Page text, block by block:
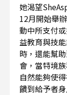
她渴望
12月開始舉
動中所支付
益教育與技
時，還能幫
會，當特境
自然能夠使
饋到給予者